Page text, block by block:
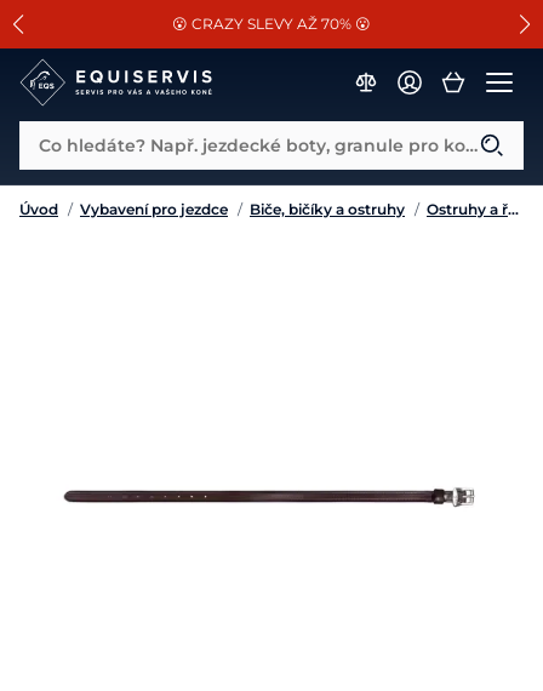
SLEVA 13% na vše od Cassini!
😮 CRAZY SLEVY AŽ 70% 😮
📐Pasování a doplňky k vybraným sedlům ZDARMA 🐴
Co hledáte? Např. jezdecké boty, granule pro koně...
Úvod / Vybavení pro jezdce / Biče, bičíky a ostruhy / Ostruhy a řemínky